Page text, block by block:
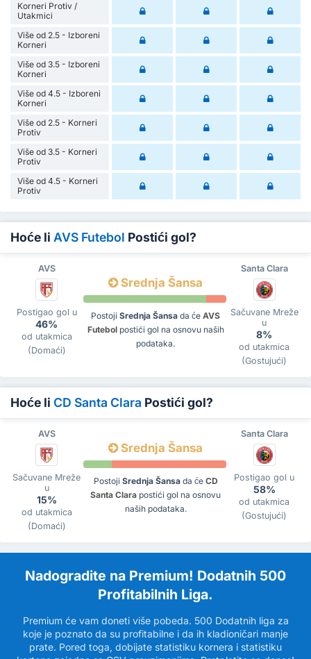
Korneri Protiv /
Utakmici
Više od 2.5 - Izboreni
Korneri
Više od 3.5 - Izboreni
Korneri
Više od 4.5 - Izboreni
Korneri
Više od 2.5 - Korneri
Protiv
Više od 3.5 - Korneri
Protiv
Više od 4.5 - Korneri
Protiv
Hoće li AVS Futebol Postići gol?
AVS Santa Clara
Postigao gol u
46%
od utakmica
(Domaći)
Srednja Šansa
Postoji Srednja Šansa da će AVS
Futebolpostići gol na osnovu naših
podataka.
Sačuvane Mreže
u
8%
od utakmica
(Gostujući)
Hoće li CD Santa Clara Postići gol?
AVS Santa Clara
Sačuvane Mreže
u
15%
od utakmica
(Domaći)
Srednja Šansa
Postoji Srednja Šansada će CD
Santa Clara postići gol na osnovu
naših podataka.
Postigao gol u
58%
od utakmica
(Gostujući)
Nadogradite na Premium! Dodatnih 500
Profitabilnih Liga.
Premium će vam doneti više pobeda. 500 Dodatnih liga za
koje je poznato da su profitabilne i da ih kladioničari manje
prate. Pored toga, dobijate statistiku kornera i statistiku